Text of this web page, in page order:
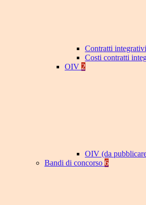
Contratti integrativi
Costi contratti
OIV 2
OIV (da
Bandi di concorso 6